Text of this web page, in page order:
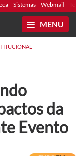
Sistemas Webmail
MENU
da
Evento